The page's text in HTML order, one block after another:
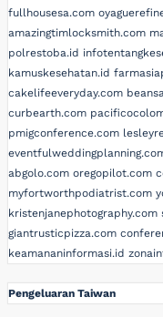
fullhousesa.com
amazingtimlocksmith.com
polrestoba.id
kamuskesehatan.id
cakelifeeveryday.com
curbearth.com
pmigconference.com
abgolo.com oregopilot.com
myfortworthpodiatrist.com
kristenjanephotography.com
giantrusticpizza.com
keamananinformasi.id
Pengeluaran Taiwan